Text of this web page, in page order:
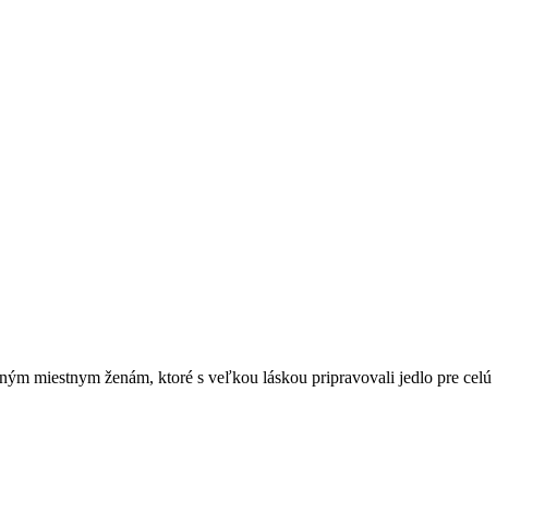
miestnym ženám, ktoré s veľkou láskou pripravovali jedlo pre celú